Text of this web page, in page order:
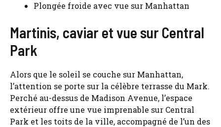
Plongée froide avec vue sur Manhattan
Martinis, caviar et vue sur Central
Park
Alors que le soleil se couche sur Manhattan,
l’attention se porte sur la célèbre terrasse du Mark.
Perché au-dessus de Madison Avenue, l’espace
extérieur offre une vue imprenable sur Central
Park et les toits de la ville, accompagné de l’un des